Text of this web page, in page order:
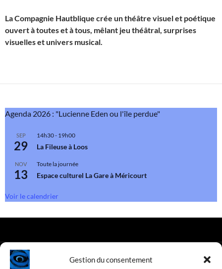
Gestion du consentement
La Compagnie Hautblique crée un théâtre visuel et poétique
ouvert à toutes et à tous, mêlant jeu théâtral, surprises
visuelleset univers musical.
Agenda 2026 : "Lucienne Eden ou l'île perdue"
SEP
29
14h30- 19h00
La Fileuse à Loos
NOV
13
Toute la journée
Espace culturel La Gare à Méricourt
Voir le calendrier